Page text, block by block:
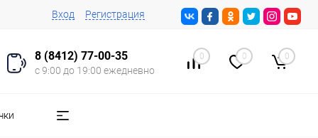
Вход Регистрация
8 (8412) 77-00-35
с 9:00 до 19:00 ежедневно
0 0 0